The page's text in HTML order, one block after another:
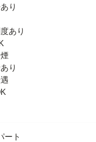
り
あり
り
ート